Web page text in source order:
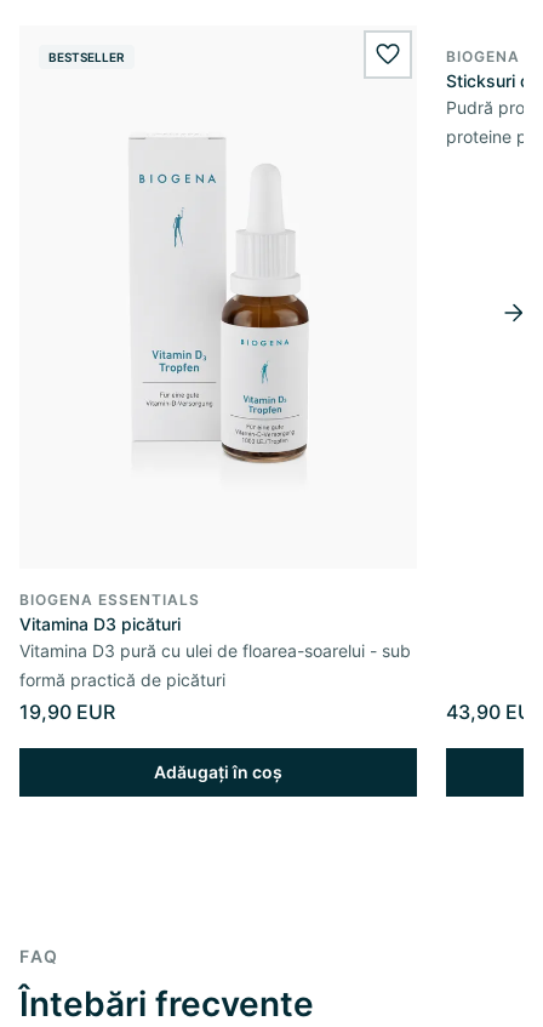
BESTSELLER wishlist.add
BIOGENA ESSENTIALS
Vitamina D3 picături
Vitamina D3 pură cu ulei de floarea-soarelui - sub
formă practică de picături
19,90 EUR
Adăugați în coș
BIOGENA
Sticksuri
Pudră
proteine pe
43,90 EUR
FAQ
Întebări frecvente